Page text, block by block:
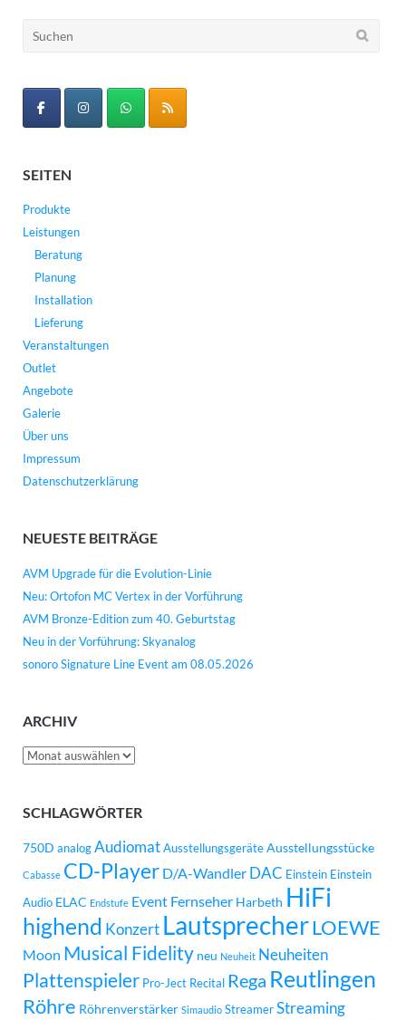
Suchen
SEITEN
Produkte
Leistungen
Beratung
Planung
Installation
Lieferung
Veranstaltungen
Outlet
Angebote
Galerie
Über uns
Impressum
Datenschutzerklärung
NEUESTE BEITRÄGE
AVM Upgrade für die Evolution-Linie
Neu: Ortofon MC Vertex in der Vorführung
AVM Bronze-Edition zum 40. Geburtstag
Neu in der Vorführung: Skyanalog
sonoro Signature Line Event am 08.05.2026
ARCHIV
Archiv
SCHLAGWÖRTER
750D analog Audiomat Ausstellungsgeräte Ausstellungsstücke
Cabasse CD-Player D/A-Wandler DAC Einstein Einstein
Audio ELAC Endstufe Event Fernseher Harbeth HiFi
highend Konzert LautsprecherLOEWE
Moon Musical Fidelity neu Neuheit Neuheiten
Plattenspieler Pro-Ject Recital Rega Reutlingen
Röhre Röhrenverstärker Simaudio Streamer Streaming